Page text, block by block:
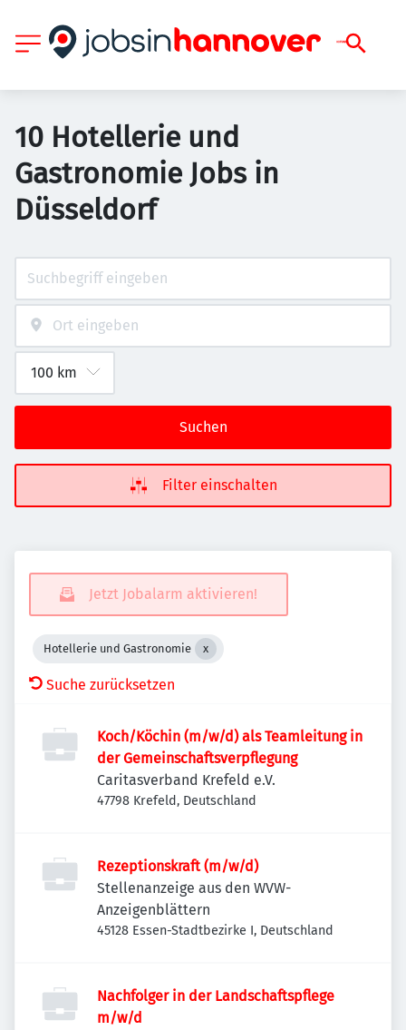
10 Hotellerie und
Gastronomie Jobs in
Düsseldorf
Suchen
Filter einschalten
Jetzt Jobalarm aktivieren!
Hotellerie und Gastronomie
Suche zurücksetzen
Koch/Köchin (m/w/d) als Teamleitung in
der Gemeinschaftsverpflegung
Caritasverband Krefeld e.V.
47798 Krefeld, Deutschland
Rezeptionskraft (m/w/d)
Stellenanzeige aus den WVW-
Anzeigenblättern
45128 Essen-Stadtbezirke I, Deutschland
Nachfolger in der Landschaftspflege
m/w/d